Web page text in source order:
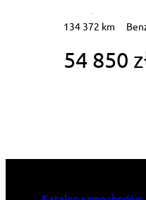
134 372 km
54 850